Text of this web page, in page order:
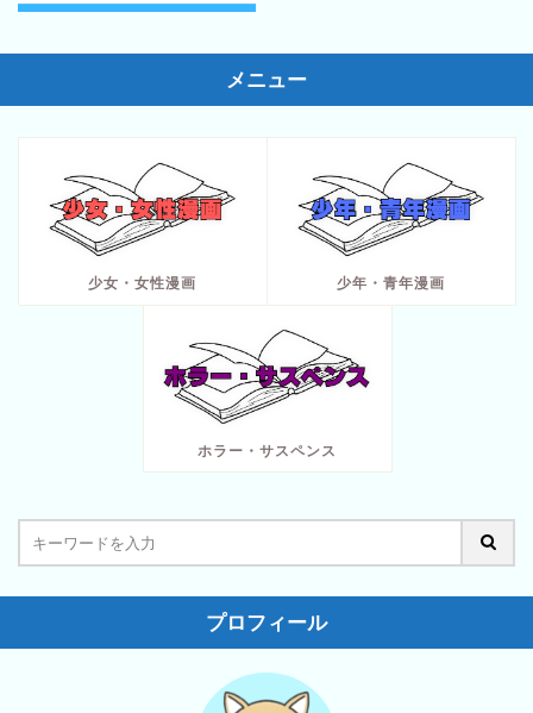
メニュー
少女・女性漫画 少年・青年漫画
ホラー・サスペンス
プロフィール